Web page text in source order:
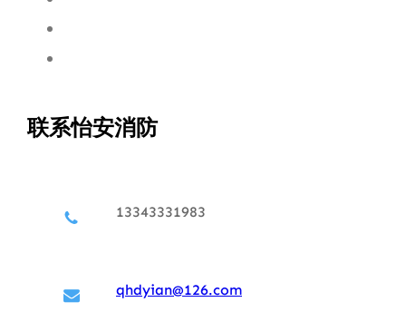
联系怡安消防
13343331983
qhdyian@126.com